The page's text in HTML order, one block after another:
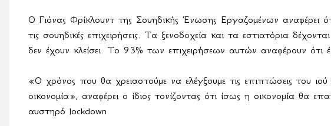
Ο Γιόνας Φρίκλουντ της Σουηδικής Ένωσης Εργαζομένων αναφέρει
τις σουηδικές επιχειρήσεις. Τα ξενοδοχεία και τα εστιατόρια
δεν έχουν κλείσει. Το 93% των επιχειρήσεων αυτών αναφέρουν ότι
«Ο χρόνος που θα χρειαστούμε να ελέγξουμε τις επιπτώσεις του
οικονομία», αναφέρει ο ίδιος τονίζοντας ότι ίσως η οικονομία θα
αυστηρό lockdown.